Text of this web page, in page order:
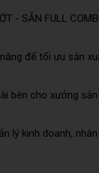
- SẴN FULL
để tối ưu sản
bén cho xưởng
lý kinh doanh,